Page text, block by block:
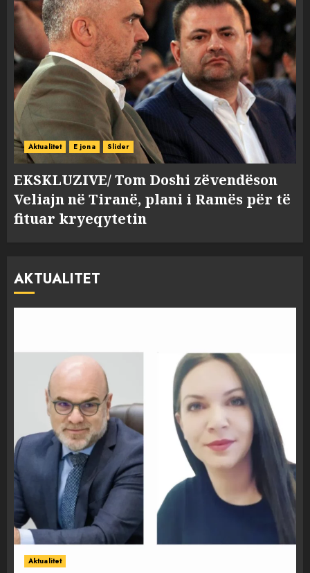
Aktualitet E jona Slider
EKSKLUZIVE/ Tom Doshi zëvendëson
Veliajn në Tiranë, plani i Ramës për të
fituar kryeqytetin
AKTUALITET
Aktualitet